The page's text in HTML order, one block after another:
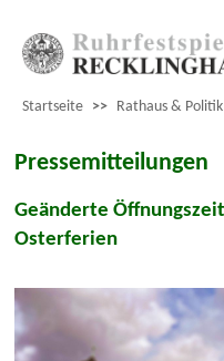
Startseite >> Rathaus & Politik
Pressemitteilungen
Geänderte
Osterferien